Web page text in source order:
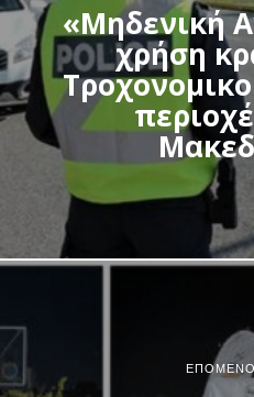
«Μηδενική
χρήση